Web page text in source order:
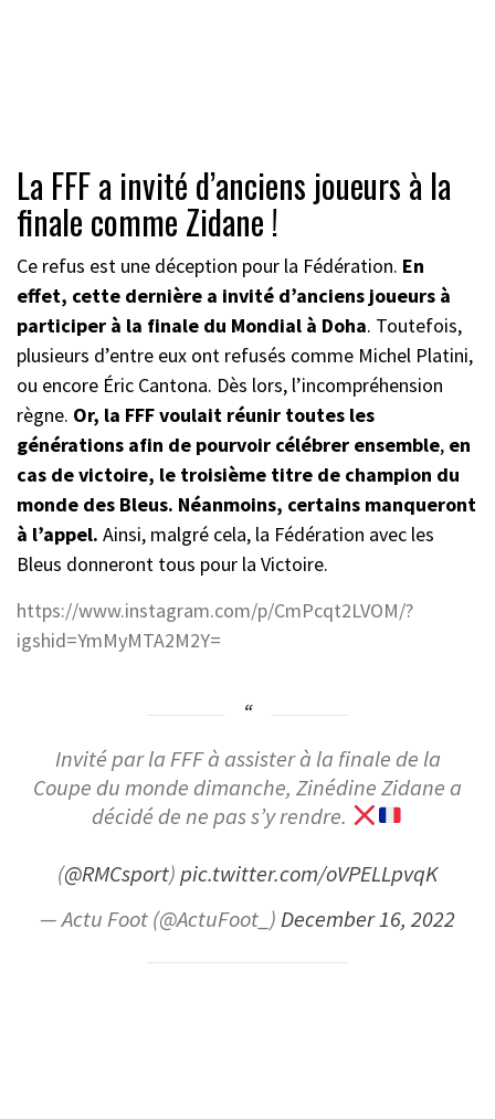
La FFF a invité d’anciens joueurs à la
finale comme Zidane !
Ce refus est une déception pour la Fédération. En
effet, cette dernière a invité d’anciens joueurs à
participer à la finale du Mondial à Doha. Toutefois,
plusieurs d’entre eux ont refusés comme Michel Platini,
ou encore Éric Cantona. Dès lors, l’incompréhension
règne. Or, la FFF voulait réunir toutes les
générations afin de pourvoir célébrer ensemble, en
cas de victoire, le troisième titre de champion du
monde des Bleus. Néanmoins, certains manqueront
à l’appel. Ainsi, malgré cela, la Fédération avec les
Bleus donneront tous pour la Victoire.
https://www.instagram.com/p/CmPcqt2LVOM/?
igshid=YmMyMTA2M2Y=
Invité par la FFF à assister à la finale de la
Coupe du monde dimanche, Zinédine Zidane a
décidé de ne pas s’y rendre.
(@RMCsport)pic.twitter.com/oVPELLpvqK
— Actu Foot (@ActuFoot_)December 16, 2022